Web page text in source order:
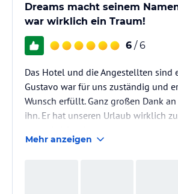
Dreams macht seinem
war wirklich ein Traum!
6 / 6
Das Hotel und die Angestellten sind
Gustavo war für uns zuständig und
Wunsch erfüllt. Ganz großen Dank
ihn. Er hat unseren Urlaub wirklich
Restaurants wahnsinnig gut
Grill und das Portofino haben wir oft
Anlage selber ist ein Traum, 2 Pools,
Whirpool und natürlich der
Mehr anzeigen